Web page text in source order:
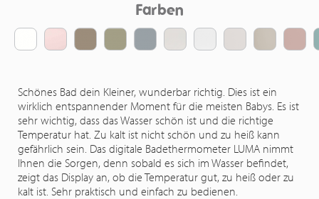
Farben
Schönes Bad dein Kleiner, wunderbar richtig. Dies ist ein
wirklich entspannender Moment für die meisten Babys. Es ist
sehr wichtig, dass das Wasser schön ist und die richtige
Temperatur hat. Zu kalt ist nicht schön und zu heiß kann
gefährlich sein. Das digitale Badethermometer LUMA nimmt
Ihnen die Sorgen, denn sobald es sich im Wasser befindet,
zeigt das Display an, ob die Temperatur gut, zu heiß oder zu
kalt ist. Sehr praktisch und einfach zu bedienen.